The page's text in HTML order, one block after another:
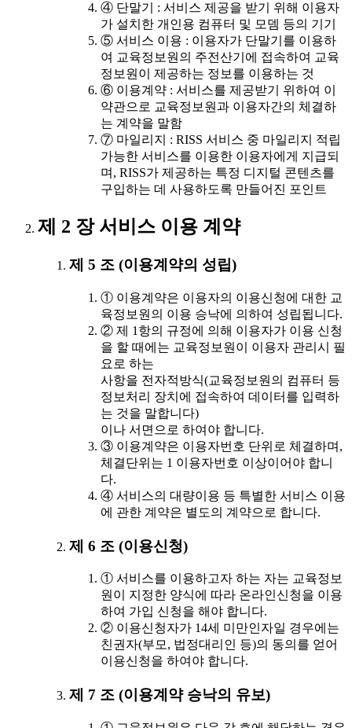
④ 단말기 : 서비스 제공을 받기 위해 이용자
가 설치한 개인용 컴퓨터 및 모뎀 등의 기기
⑤ 서비스 이용 : 이용자가 단말기를 이용하
여 교육정보원의 주전산기에 접속하여 교육
정보원이 제공하는 정보를 이용하는 것
⑥ 이용계약 : 서비스를 제공받기 위하여 이
약관으로 교육정보원과 이용자간의 체결하
는 계약을 말함
⑦ 마일리지 : RISS 서비스 중 마일리지 적립
가능한 서비스를 이용한 이용자에게 지급되
며, RISS가 제공하는 특정 디지털 콘텐츠를
구입하는 데 사용하도록 만들어진 포인트
제 2 장 서비스 이용 계약
제 5 조 (이용계약의 성립)
① 이용계약은 이용자의 이용신청에 대한 교
육정보원의 이용 승낙에 의하여 성립됩니다.
② 제 1항의 규정에 의해 이용자가 이용 신청
을 할 때에는 교육정보원이 이용자 관리시 필
요로 하는
사항을 전자적방식(교육정보원의 컴퓨터 등
정보처리 장치에 접속하여 데이터를 입력하
는 것을 말합니다)
이나 서면으로 하여야 합니다.
③ 이용계약은 이용자번호 단위로 체결하며,
체결단위는 1 이용자번호 이상이어야 합니
다.
④ 서비스의 대량이용 등 특별한 서비스 이용
에 관한 계약은 별도의 계약으로 합니다.
제 6 조 (이용신청)
① 서비스를 이용하고자 하는 자는 교육정보
원이 지정한 양식에 따라 온라인신청을 이용
하여 가입 신청을 해야 합니다.
② 이용신청자가 14세 미만인자일 경우에는
친권자(부모, 법정대리인 등)의 동의를 얻어
이용신청을 하여야 합니다.
제 7 조 (이용계약 승낙의 유보)